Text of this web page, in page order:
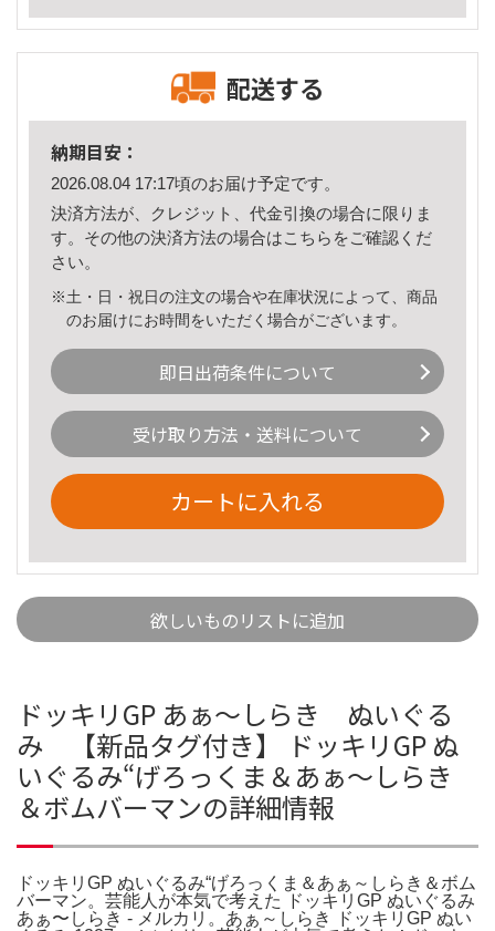
配送する
納期目安：
2026.08.04 17:17頃のお届け予定です。
決済方法が、クレジット、代金引換の場合に限りま
す。その他の決済方法の場合はこちら をご確認くだ
さい。
※土・日・祝日の注文の場合や在庫状況によって、商品
のお届けにお時間をいただく場合がございます。
即日出荷条件について
受け取り方法・送料について
カートに入れる
欲しいものリストに追加
ドッキリGP あぁ〜しらき ぬいぐる
み 【新品タグ付き】 ドッキリGP ぬ
いぐるみ“げろっくま＆あぁ～しらき
＆ボムバーマンの詳細情報
ドッキリGP ぬいぐるみ“げろっくま＆あぁ～しらき＆ボム
バーマン。芸能人が本気で考えた ドッキリGP ぬいぐるみ
あぁ〜しらき - メルカリ。あぁ～しらき ドッキリGP ぬい